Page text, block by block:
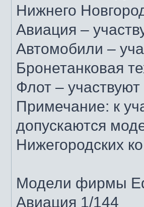
Нижнего
Авиация –
Автомобили –
Бронетанковая
Флот –
Примечание: к
допускаются
Нижегородских
Модели фирмы
Авиация 1/144